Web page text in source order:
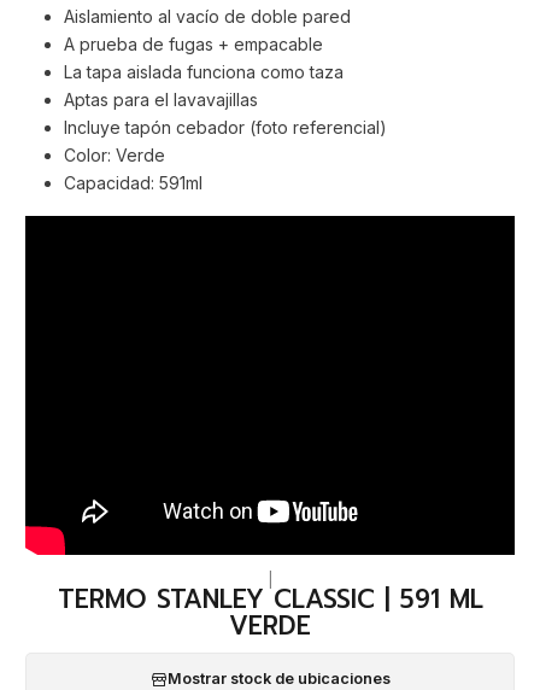
Aislamiento al vacío de doble pared
A prueba de fugas + empacable
La tapa aislada funciona como taza
Aptas para el lavavajillas
Incluye tapón cebador (foto referencial)
Color: Verde
Capacidad: 591ml
TERMO STANLEY CLASSIC | 591 ML
VERDE
Mostrar stock de ubicaciones